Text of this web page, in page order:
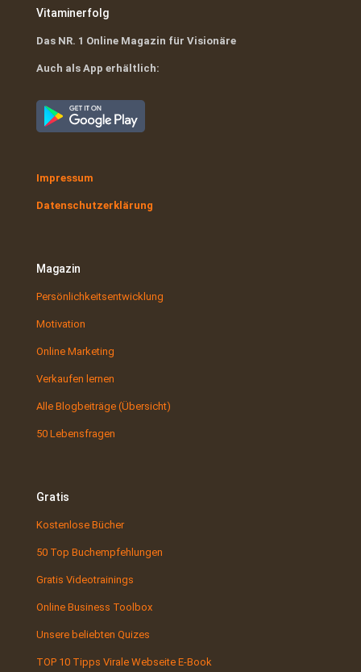
Vitaminerfolg
Das NR. 1 Online Magazin für Visionäre
Auch als App erhältlich:
Impressum
Datenschutzerklärung
Magazin
Persönlichkeitsentwicklung
Motivation
Online Marketing
Verkaufen lernen
Alle Blogbeiträge (Übersicht)
50 Lebensfragen
Gratis
Kostenlose Bücher
50 Top Buchempfehlungen
Gratis Videotrainings
Online Business Toolbox
Unsere beliebten Quizes
TOP 10 Tipps Virale Webseite E-Book